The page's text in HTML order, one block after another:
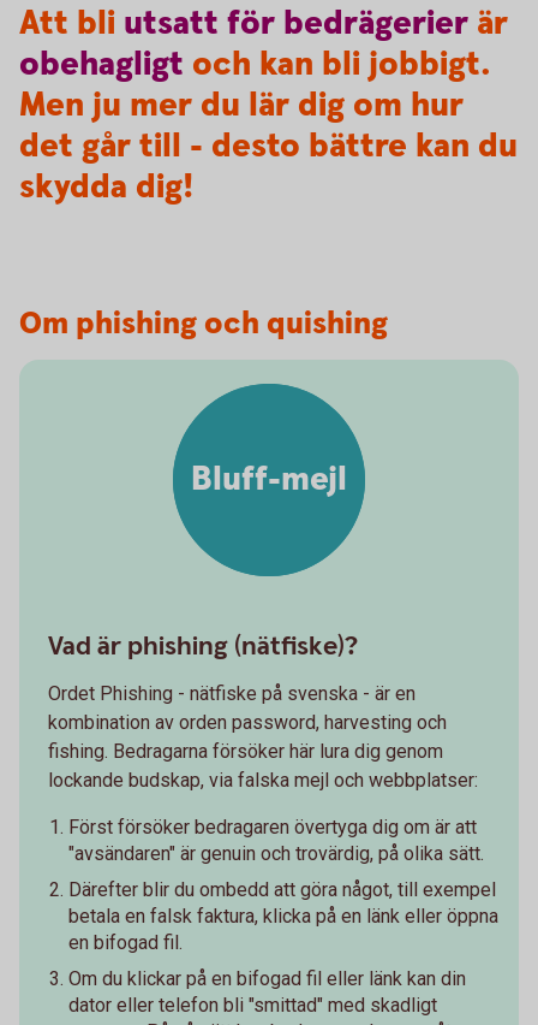
Att bli utsatt för bedrägerier är
obehagligt och kan bli jobbigt.
Men ju mer du lär dig om hur
det går till - desto bättre kan du
skydda dig!
Om phishing och quishing
Bluff-mejl
Vad är phishing (nätfiske)?
Ordet Phishing - nätfiske på svenska - är en
kombination av orden password, harvesting och
fishing. Bedragarna försöker här lura dig genom
lockande budskap, via falska mejl och webbplatser:
Först försöker bedragaren övertyga dig om är att
"avsändaren" är genuin och trovärdig, på olika sätt.
Därefter blir du ombedd att göra något, till exempel
betala en falsk faktura, klicka på en länk eller öppna
en bifogad fil.
Om du klickar på en bifogad fil eller länk kan din
dator eller telefon bli "smittad" med skadligt